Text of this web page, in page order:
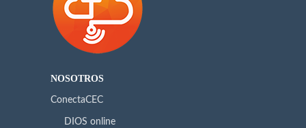
NOSOTROS
ConectaCEC
DIOS online